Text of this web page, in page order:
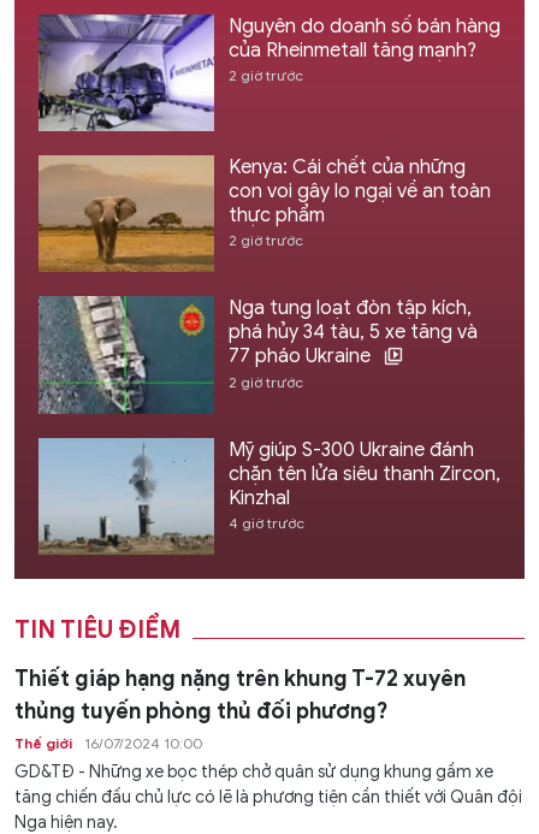
Nguyên do doanh số bán hàng
của Rheinmetall tăng mạnh?
2 giờ trước
Kenya: Cái chết của những
con voi gây lo ngại về an toàn
thực phẩm
2 giờ trước
Nga tung loạt đòn tập kích,
phá hủy 34 tàu, 5 xe tăng và
77 pháo Ukraine
2 giờ trước
Mỹ giúp S-300 Ukraine đánh
chặn tên lửa siêu thanh Zircon,
Kinzhal
4 giờ trước
TIN TIÊU ĐIỂM
Thiết giáp hạng nặng trên khung T-72 xuyên
thủng tuyến phòng thủ đối phương?
Thế giới 16/07/2024 10:00
GD&TĐ - Những xe bọc thép chở quân sử dụng khung gầm xe
tăng chiến đấu chủ lực có lẽ là phương tiện cần thiết với Quân đội
Nga hiện nay.